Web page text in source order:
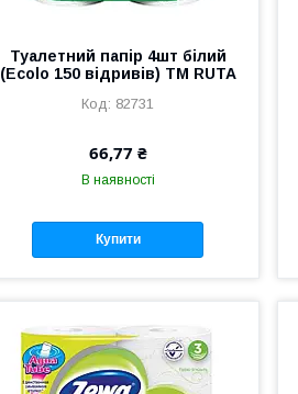
Туалетний папір 4шт білий
(Ecolo 150 відривів) ТМ RUTA
82731
66,77 ₴
В наявності
Купити